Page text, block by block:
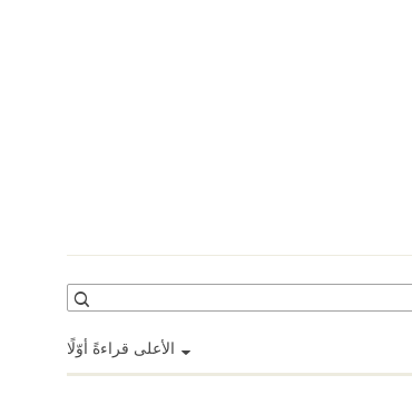
الأعلى قراءةً أوّلًا